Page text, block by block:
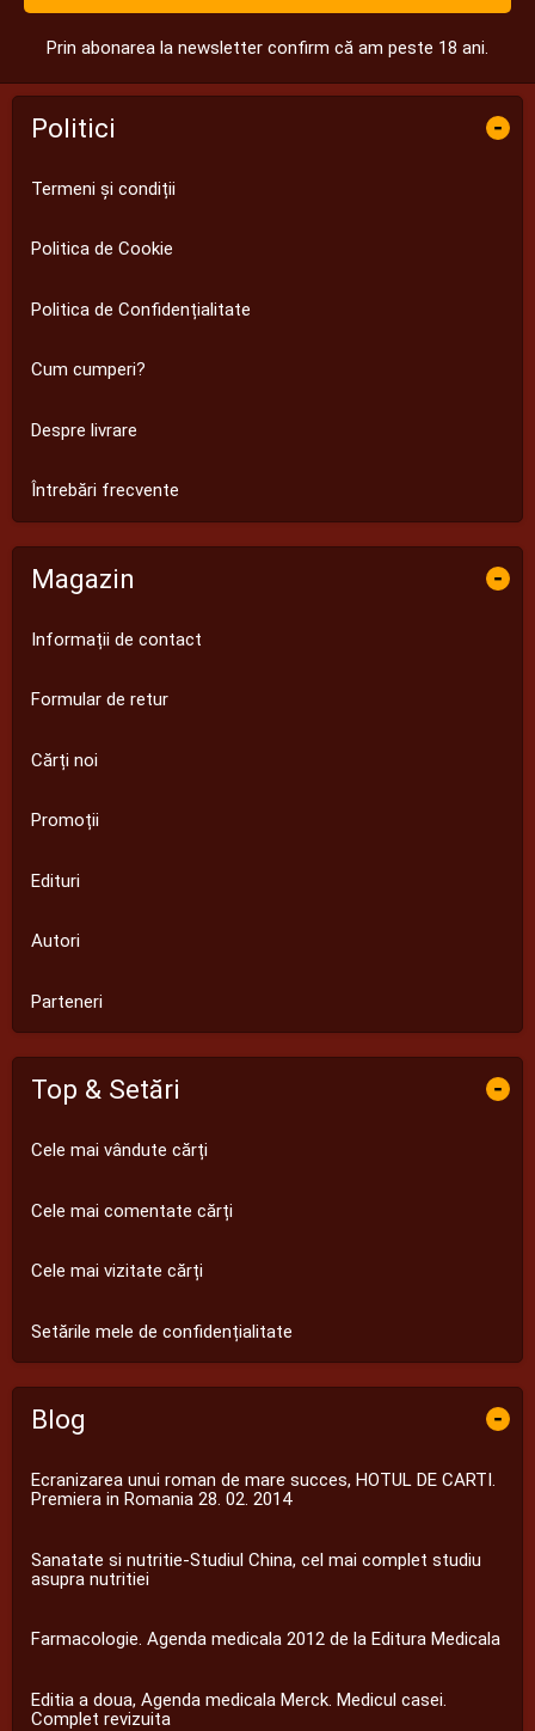
Prin abonarea la newsletter confirm că am peste 18 ani.
Politici -
Termeni și condiții
Politica de Cookie
Politica de Confidențialitate
Cum cumperi?
Despre livrare
Întrebări frecvente
Magazin -
Informații de contact
Formular de retur
Cărți noi
Promoții
Edituri
Autori
Parteneri
Top & Setări -
Cele mai vândute cărți
Cele mai comentate cărți
Cele mai vizitate cărți
Setările mele de confidențialitate
Blog -
Ecranizarea unui roman de mare succes, HOTUL DE CARTI.
Premiera in Romania 28. 02. 2014
Sanatate si nutritie-Studiul China, cel mai complet studiu
asupra nutritiei
Farmacologie. Agenda medicala 2012 de la Editura Medicala
Editia a doua, Agenda medicala Merck. Medicul casei.
Complet revizuita